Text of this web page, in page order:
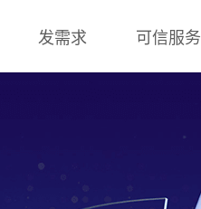
发需求 可信服务